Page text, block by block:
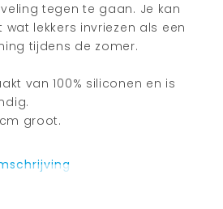
tegen te gaan. Je kan
lekkers invriezen als een
tijdens de zomer.
van 100% siliconen en is
groot.